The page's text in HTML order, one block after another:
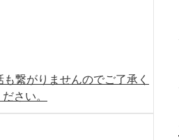
繋がりませんのでご了承く
さい。